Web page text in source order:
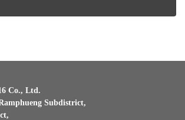
Co., Ltd.
Subdistrict,